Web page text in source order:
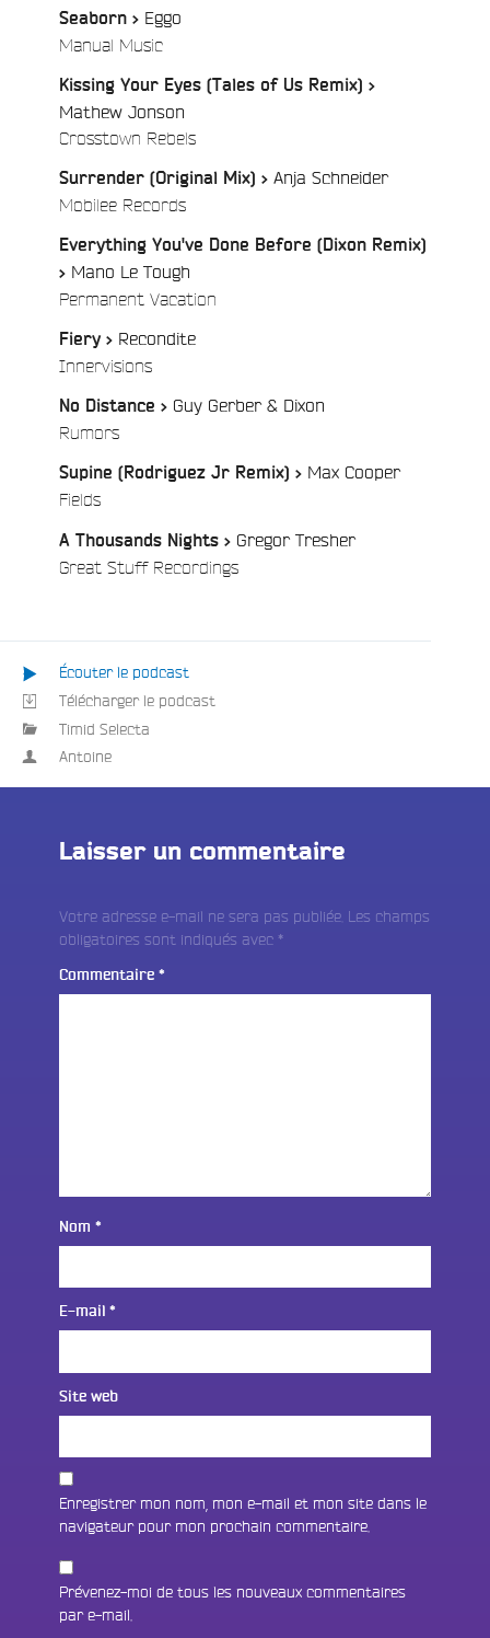
:
Seaborn > Eggo
Manual Music/
Kissing Your Eyes (Tales of Us Remix) >
Mathew Jonson
Crosstown Rebels/
Surrender (Original Mix) > Anja Schneider
Mobilee Records/
Everything You've Done Before (Dixon Remix)
> Mano Le Tough
Permanent Vacation
Fiery > Recondite
Innervisions/
No Distance > Guy Gerber & Dixon
Rumors/
Supine (Rodriguez Jr Remix) > Max Cooper
Fields/
A Thousands Nights > Gregor Tresher
Great Stuff Recordings/
Écouter le podcast
Télécharger le podcast
Timid Selecta
Antoine
Laisser un commentaire
Votre adresse e-mail ne sera pas publiée. Les champs
obligatoires sont indiqués avec *
Commentaire *
Nom *
E-mail *
Site web
Enregistrer mon nom, mon e-mail et mon site dans le
navigateur pour mon prochain commentaire.
Prévenez-moi de tous les nouveaux commentaires
par e-mail.